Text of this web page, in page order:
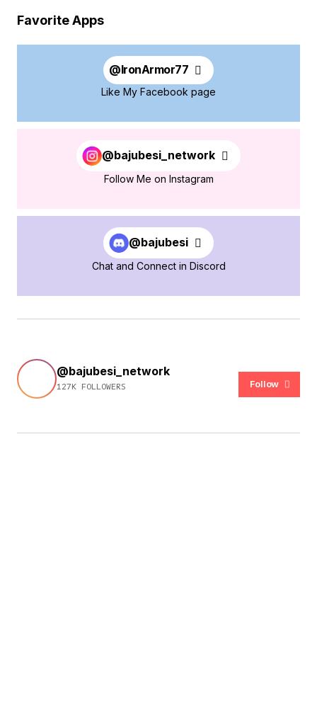
Favorite Apps
@IronArmor77
Like My Facebook page
@bajubesi_network
Follow Me on Instagram
@bajubesi
Chat and Connect in Discord
@bajubesi_network
127K FOLLOWERS Follow